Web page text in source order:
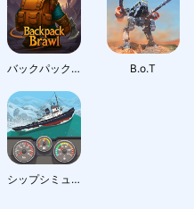
バックパックバトル B.o.T
シップシミュレータ: ボートゲーム